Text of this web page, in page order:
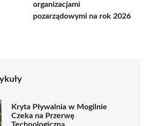
organizacjami
pozarządowymi na rok 2026
Kryta Pływalnia w Mogilnie
Czeka na Przerwę
Technologiczną